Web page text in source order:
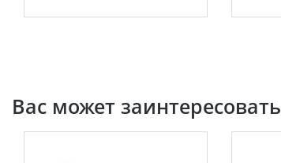
Вас может заинтересовать